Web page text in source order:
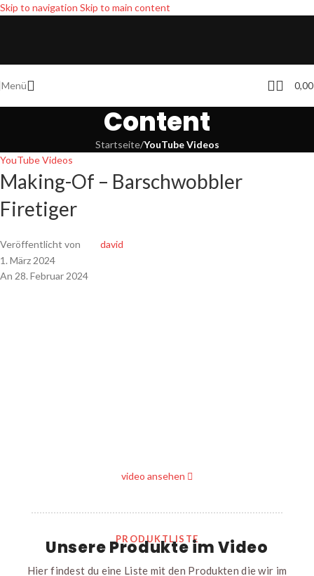
Skip to navigation Skip to main content
Menü
Content
Startseite/YouTube Videos
YouTube Videos
Making-Of – Barschwobbler
Firetiger
Veröffentlicht von
david
1. März 2024
An 28. Februar 2024
video ansehen
PRODUKTLISTE
Unsere Produkte im Video
Hier findest du eine Liste mit den Produkten die wir im